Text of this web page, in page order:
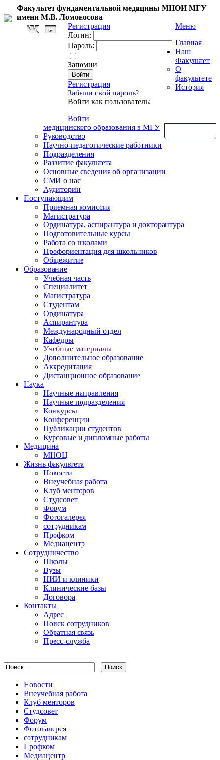
Факультет фундаментальной медицины МНОИ МГУ
имени М.В. Ломоносова
Регистрация
Логин:
Пароль:
Запомни
Регистрация
Забыли свой пароль?
Войти как пользователь:
Войти
Меню
Главная
Наш
Факультет
О
факультете
История
медицинского образования в МГУ
Руководство
Научно-педагогические работники
Подразделения
Развитие факультета
Основные сведения об организации
СМИ о нас
Аудитории
Поступающим
Приемная комиссия
Магистратура
Ординатура, аспирантура и докторантура
Подготовительные курсы
Работа со школами
Профориентация для школьников
Общежитие
Образование
Учебная часть
Специалитет
Магистратура
Студентам
Ординатура
Аспирантура
Международный отдел
Кафедры
Учебные материалы
Дополнительное образование
Аккредитация
Дистанционное образование
Наука
Научные направления
Научные подразделения
Конкурсы
Конференции
Публикации студентов
Курсовые и дипломные работы
Медицина
МНОЦ
Жизнь факультета
Новости
Внеучебная работа
Клуб менторов
Студсовет
Форум
Фотогалерея
сотрудникам
Профком
Медиацентр
Сотрудничество
Школы
Вузы
НИИ и клиники
Клинические базы
Договора
Контакты
Адрес
Поиск сотрудников
Обратная связь
Пресс-служба
Новости
Внеучебная работа
Клуб менторов
Студсовет
Форум
Фотогалерея
сотрудникам
Профком
Медиацентр